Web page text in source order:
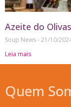
Azeite do
Soup News 21/10/
Leia mais
Quem